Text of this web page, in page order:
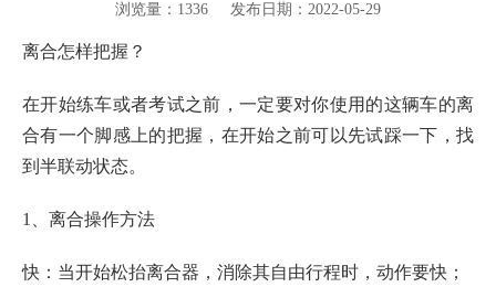
浏览量：1336 发布日期：2022-05-29
离合怎样把握？
在开始练车或者考试之前，一定要对你使用的这辆车的离
合有一个脚感上的把握，在开始之前可以先试踩一下，找
到半联动状态。
1、离合操作方法
快：当开始松抬离合器，消除其自由行程时，动作要快；